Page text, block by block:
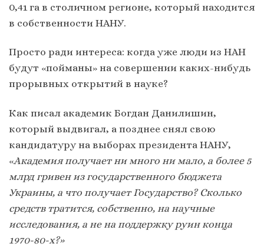
0,41 га в столичном регионе, который находится
в собственности НАНУ.
Просто ради интереса: когда уже люди из НАН
будут «пойманы» на совершении каких-нибудь
прорывных открытий в науке?
Как писал академик Богдан Данилишин,
который выдвигал, а позднее снял свою
кандидатуру на выборах президента НАНУ,
«Академия получает ни много ни мало, а более 5
млрд гривен из государственного бюджета
Украины, а что получает Государство? Сколько
средств тратится, собственно, на научные
исследования, а не на поддержку руин конца
1970-80-х?»